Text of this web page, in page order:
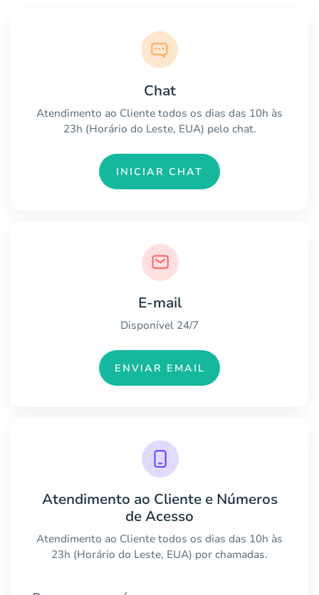
Chat
Atendimento ao Cliente todos os dias das 10h às
23h (Horário do Leste, EUA) pelo chat.
INICIAR CHAT
E-mail
Disponível 24/7
ENVIAR EMAIL
Atendimento ao Cliente e Números
de Acesso
Atendimento ao Cliente todos os dias das 10h às
23h (Horário do Leste, EUA) por chamadas.